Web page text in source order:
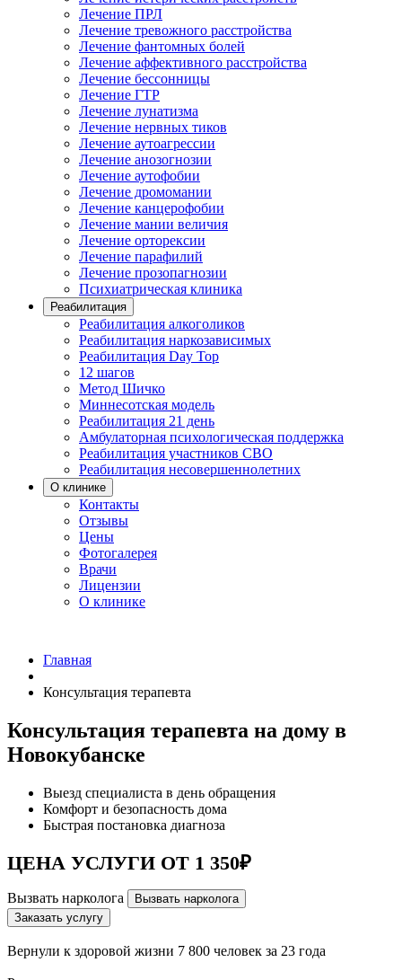
Лечение ПРЛ
Лечение тревожного расстройства
Лечение фантомных болей
Лечение аффективного расстройства
Лечение бессонницы
Лечение ГТР
Лечение лунатизма
Лечение нервных тиков
Лечение аутоагрессии
Лечение анозогнозии
Лечение аутофобии
Лечение дромомании
Лечение канцерофобии
Лечение мании величия
Лечение орторексии
Лечение парафилий
Лечение прозопагнозии
Психиатрическая клиника
Реабилитация
Реабилитация алкоголиков
Реабилитация наркозависимых
Реабилитация Day Top
12 шагов
Метод Шичко
Миннесотская модель
Реабилитация 21 день
Амбулаторная психологическая поддержка
Реабилитация участников СВО
Реабилитация несовершеннолетних
О клинике
Контакты
Отзывы
Цены
Фотогалерея
Врачи
Лицензии
О клинике
Главная
Консультация терапевта
Консультация терапевта на дому в
Новокубанске
Выезд специалиста в день обращения
Комфорт и безопасность дома
Быстрая постановка диагноза
ЦЕНА УСЛУГИ ОТ 1 350₽
Вызвать нарколога
Вызвать нарколога
Заказать услугу
Вернули к здоровой жизни 7 800 человек за 23 года